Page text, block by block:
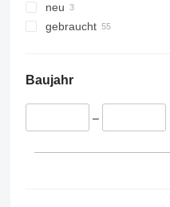
neu
gebraucht
Baujahr
–